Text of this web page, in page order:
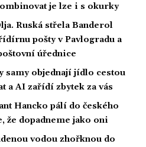
je lze i s okurky
Ruská střela Banderol
pošty v Pavlogradu a
úřednice
samy objednají jídlo cestou
a AI zařídí zbytek za vás
Hancko pálí do českého
že dopadneme jako oni
vodou zhořknou do